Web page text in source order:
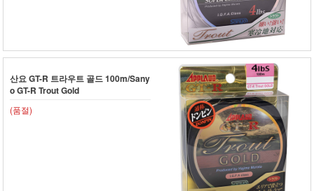
산요 GT-R 트라우트 골드 100m/Sany
o GT-R Trout Gold
(품절)